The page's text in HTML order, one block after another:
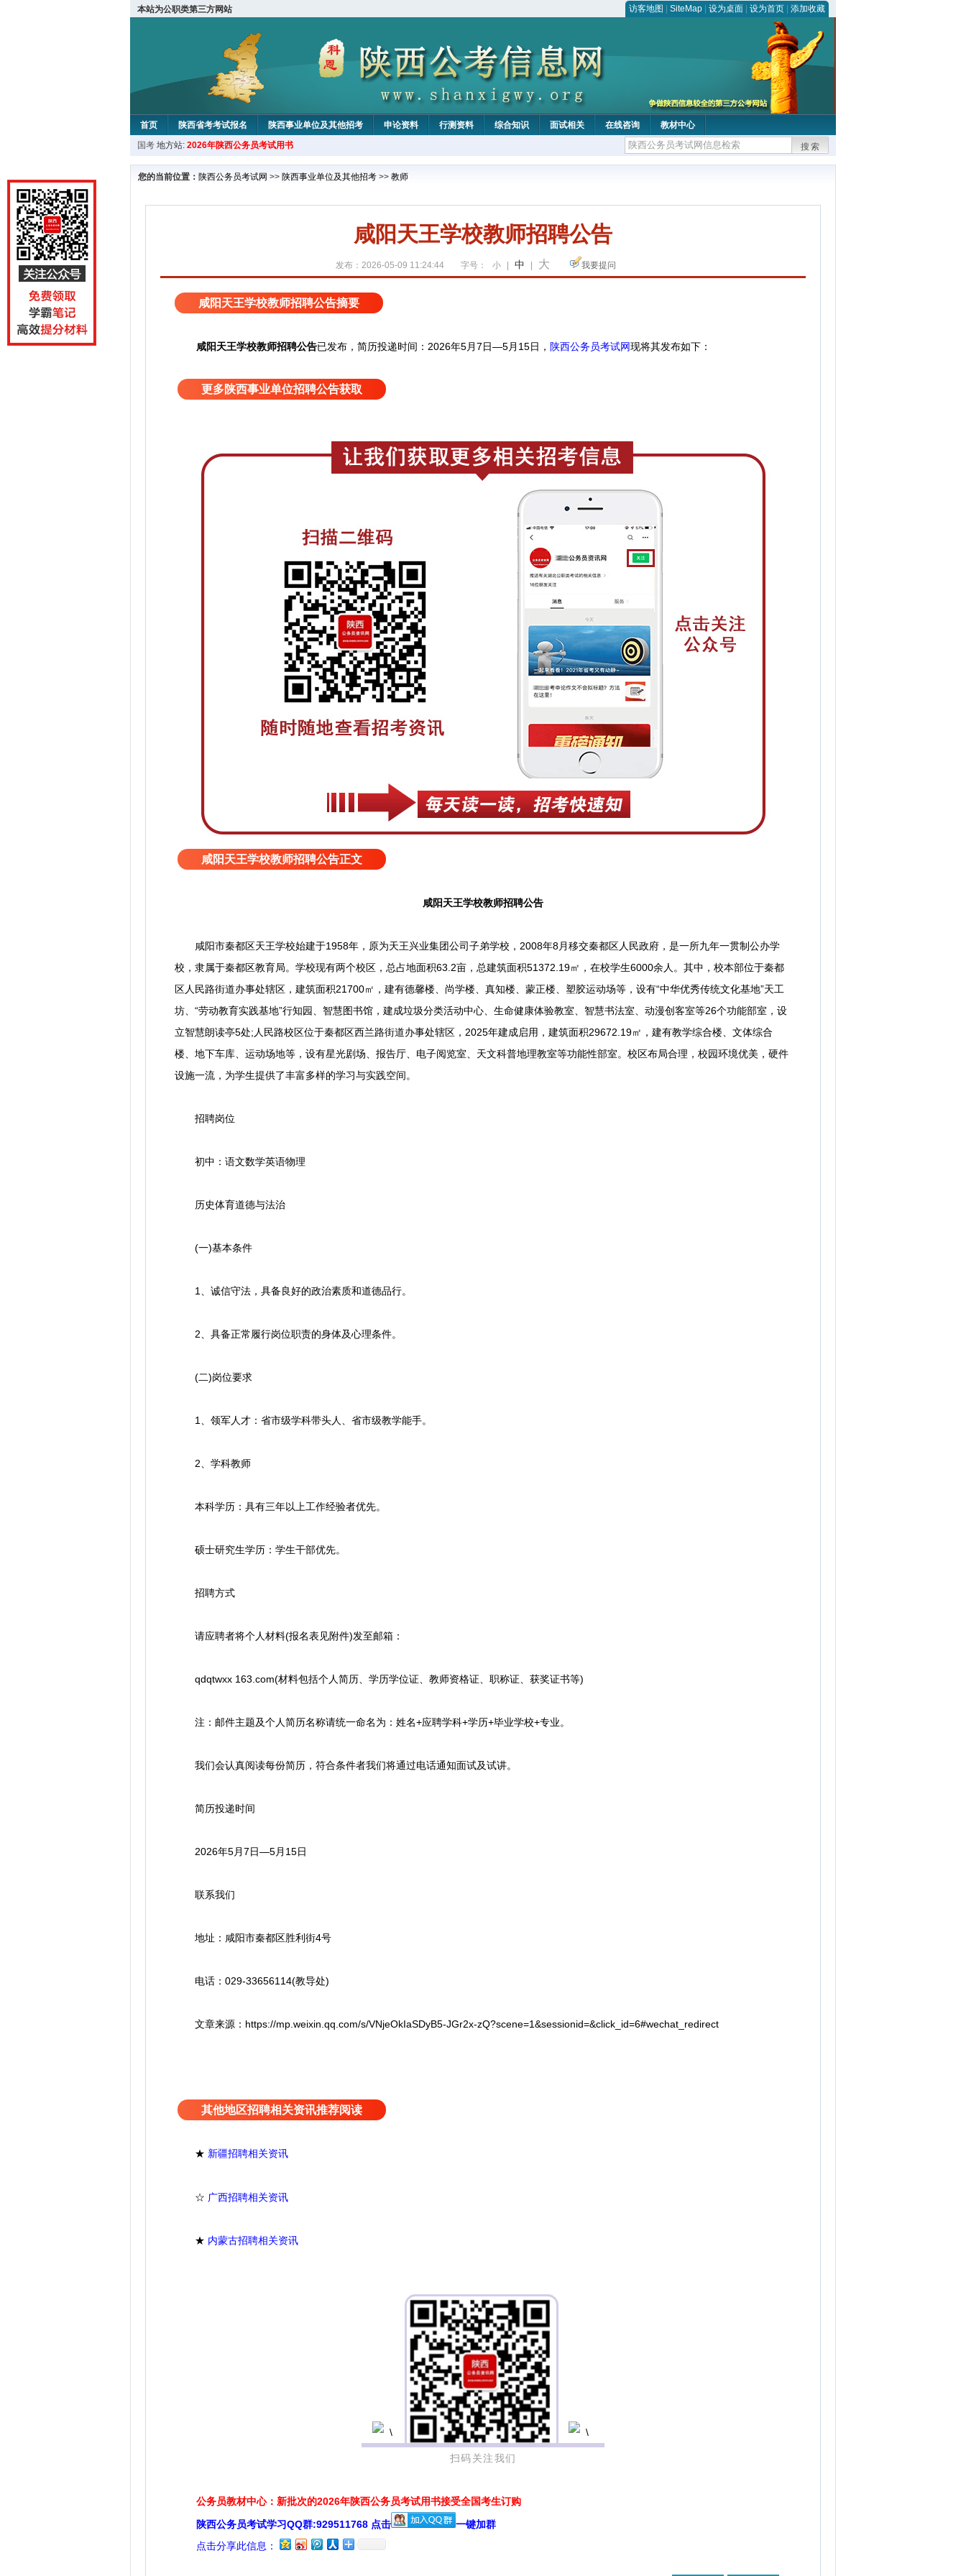
本站为公职类第三方网站 访客地图 SiteMap 设为桌面 设为首页 添加收藏
首页 陕西省考考试报名 陕西事业单位及其他招考 申论资料 行测资料 综合知识 面试相关 在线咨询
教材中心
国考 地方站: 2026年陕西公务员考试用书 搜索
您的当前位置： 陕西公务员考试网 >> 陕西事业单位及其他招考 >> 教师
咸阳天王学校教师招聘公告
发布：2026-05-09 11:24:44 字号： 小 中 大 我要提问
咸阳天王学校教师招聘公告摘要
咸阳天王学校教师招聘公告已发布，简历投递时间：2026年5月7日—5月15日， 陕西公务员考试网现将其发布如下：
更多陕西事业单位招聘公告获取
咸阳天王学校教师招聘公告正文
咸阳天王学校教师招聘公告
咸阳市秦都区天王学校始建于1958年，原为天王兴业集团公司子弟学校，2008年8月移交秦都区人民政府，是一所九年一贯制公办学
校，隶属于秦都区教育局。学校现有两个校区，总占地面积63.2亩，总建筑面积51372.19㎡，在校学生6000余人。其中，校本部位于秦都
区人民路街道办事处辖区，建筑面积21700㎡，建有德馨楼、尚学楼、真知楼、蒙正楼、塑胶运动场等，设有“中华优秀传统文化基地”天工
坊、“劳动教育实践基地”行知园、智慧图书馆，建成垃圾分类活动中心、生命健康体验教室、智慧书法室、动漫创客室等26个功能部室，设
立智慧朗读亭5处;人民路校区位于秦都区西兰路街道办事处辖区，2025年建成启用，建筑面积29672.19㎡，建有教学综合楼、文体综合
楼、地下车库、运动场地等，设有星光剧场、报告厅、电子阅览室、天文科普地理教室等功能性部室。校区布局合理，校园环境优美，硬件
设施一流，为学生提供了丰富多样的学习与实践空间。
招聘岗位
初中：语文数学英语物理
历史体育道德与法治
(一)基本条件
1、诚信守法，具备良好的政治素质和道德品行。
2、具备正常履行岗位职责的身体及心理条件。
(二)岗位要求
1、领军人才：省市级学科带头人、省市级教学能手。
2、学科教师
本科学历：具有三年以上工作经验者优先。
硕士研究生学历：学生干部优先。
招聘方式
请应聘者将个人材料(报名表见附件)发至邮箱：
qdqtwxx 163.com(材料包括个人简历、学历学位证、教师资格证、职称证、获奖证书等)
注：邮件主题及个人简历名称请统一命名为：姓名+应聘学科+学历+毕业学校+专业。
我们会认真阅读每份简历，符合条件者我们将通过电话通知面试及试讲。
简历投递时间
2026年5月7日—5月15日
联系我们
地址：咸阳市秦都区胜利街4号
电话：029-33656114(教导处)
文章来源：https://mp.weixin.qq.com/s/VNjeOkIaSDyB5-JGr2x-zQ?scene=1&sessionid=&click_id=6#wechat_redirect
其他地区招聘相关资讯推荐阅读
★ 新疆招聘相关资讯
☆ 广西招聘相关资讯
★ 内蒙古招聘相关资讯
扫码关注我们
公务员教材中心：新批次的2026年陕西公务员考试用书接受全国考生订购
陕西公务员考试学习QQ群:929511768 点击
一键加群
点击分享此信息：